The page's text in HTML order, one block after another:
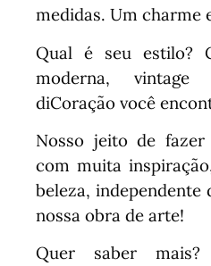
medidas. Um charme
Qual é seu estilo?
moderna,
diCoração você
Nosso jeito de
com muita
beleza, independente
nossa obra de arte!
Quer saber